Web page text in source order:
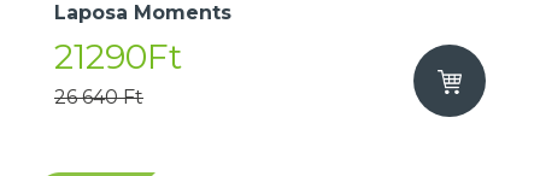
Laposa Moments
21290Ft
26 640 Ft